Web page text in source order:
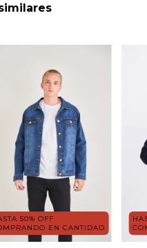
50% OFF
EN CANTIDAD